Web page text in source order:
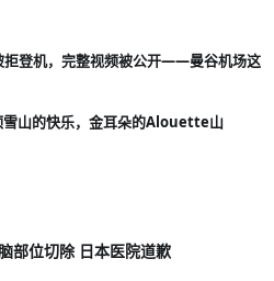
拒登机，完整视频被公开——曼谷机场这
雪山的快乐，金耳朵的Alouette山
部位切除 日本医院道歉